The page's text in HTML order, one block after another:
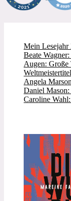
Mein Lesejahr
Beate
Augen:
Weltmeistertitel
Angela
Daniel
Caroline